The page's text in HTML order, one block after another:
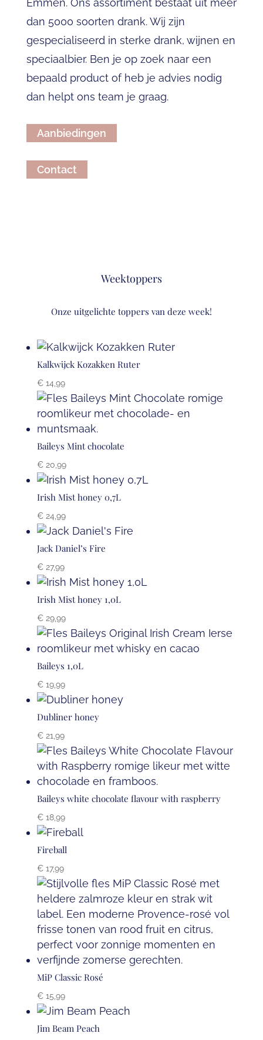
Emmen. Ons assortiment bestaat uit meer
dan 5000 soorten drank. Wij zijn
gespecialiseerd in sterke drank, wijnen en
speciaalbier. Ben je op zoek naar een
bepaald product of heb je advies nodig
dan helpt ons team je graag.
Aanbiedingen
Contact
Weektoppers
Onze uitgelichte toppers van deze week!
Kalkwijck Kozakken Ruter
€14,99
Baileys Mint chocolate
€20,99
Irish Mist honey 0,7L
€24,99
Jack Daniel’s Fire
€27,99
Irish Mist honey 1,0L
€29,99
Baileys 1,0L
€19,99
Dubliner honey
€21,99
Baileys white chocolate flavour with raspberry
€18,99
Fireball
€17,99
MiP Classic Rosé
€15,99
Jim Beam Peach